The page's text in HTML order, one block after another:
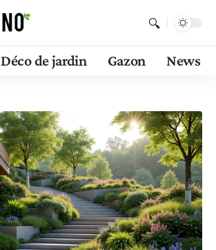
Déco de jardin Gazon News